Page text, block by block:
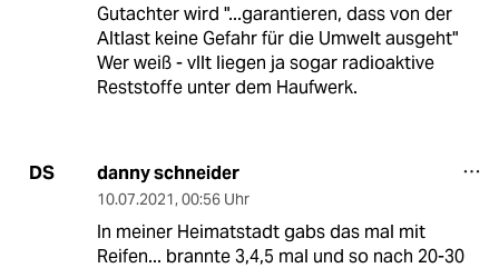
Gutachter wird "...garantieren, dass von der
Altlast keine Gefahr für die Umwelt ausgeht"
Wer weiß - vllt liegen ja sogar radioaktive
Reststoffe unter dem Haufwerk.
DS danny schneider
10.07.2021, 00:56 Uhr
In meiner Heimatstadt gabs das mal mit
Reifen... brannte 3,4,5 mal und so nach 20-30